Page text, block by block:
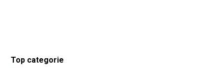
Top categorie